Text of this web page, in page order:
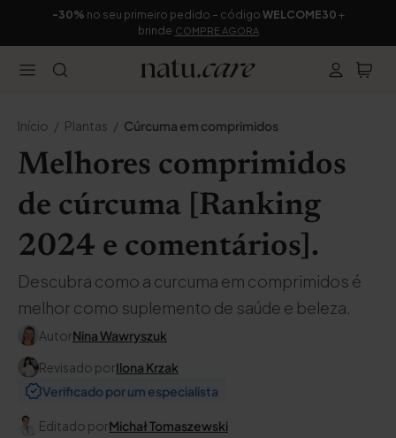
-30% no seu primeiro pedido – código WELCOME30 +
brinde COMPRE AGORA
Início Plantas Cúrcuma em comprimidos
Melhores comprimidos
de cúrcuma [Ranking
2024 e comentários].
Descubra como a curcuma em comprimidos é
melhor como suplemento de saúde e beleza.
AutorNina Wawryszuk
Revisado porIlona Krzak
Verificado por um especialista
Editado porMichał Tomaszewski